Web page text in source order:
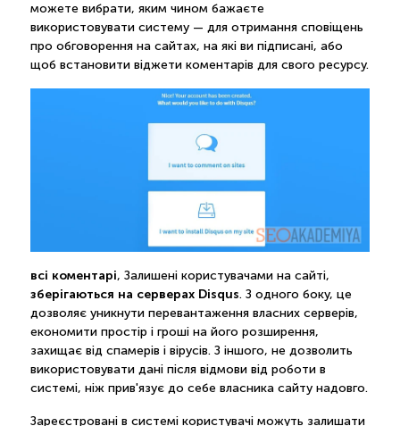
можете вибрати, яким чином бажаєте
використовувати систему — для отримання сповіщень
про обговорення на сайтах, на які ви підписані, або
щоб встановити віджети коментарів для свого ресурсу.
всі коментарі, Залишені користувачами на сайті,
зберігаються на серверах Disqus. З одного боку, це
дозволяє уникнути перевантаження власних серверів,
економити простір і гроші на його розширення,
захищає від спамерів і вірусів. З іншого, не дозволить
використовувати дані після відмови від роботи в
системі, ніж прив'язує до себе власника сайту надовго.
Зареєстровані в системі користувачі можуть залишати